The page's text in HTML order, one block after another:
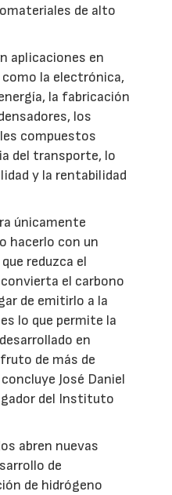
de alto
aplicaciones en
la electrónica,
la fabricación
los
compuestos
del transporte, lo
y la rentabilidad
únicamente
hacerlo con un
reduzca el
el carbono
de emitirlo a la
lo que permite la
en
de más de
José Daniel
del Instituto
abren nuevas
de
de hidrógeno